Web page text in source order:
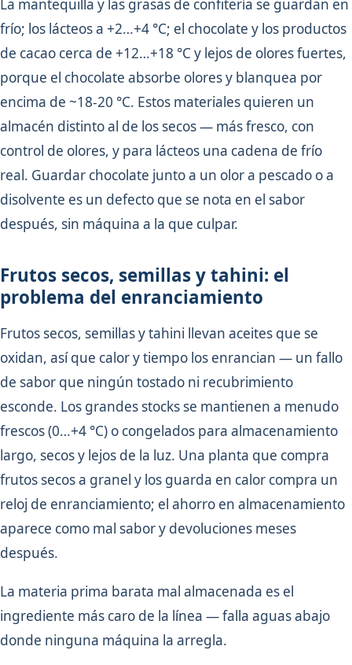
La mantequilla y las grasas de confitería se guardan en
frío; los lácteos a +2…+4 °C; el chocolate y los productos
de cacao cerca de +12…+18 °C y lejos de olores fuertes,
porque el chocolate absorbe olores y blanquea por
encima de ~18-20 °C. Estos materiales quieren un
almacén distinto al de los secos — más fresco, con
control de olores, y para lácteos una cadena de frío
real. Guardar chocolate junto a un olor a pescado o a
disolvente es un defecto que se nota en el sabor
después, sin máquina a la que culpar.
Frutos secos, semillas y tahini: el
problema del enranciamiento
Frutos secos, semillas y tahini llevan aceites que se
oxidan, así que calor y tiempo los enrancian — un fallo
de sabor que ningún tostado ni recubrimiento
esconde. Los grandes stocks se mantienen a menudo
frescos (0…+4 °C) o congelados para almacenamiento
largo, secos y lejos de la luz. Una planta que compra
frutos secos a granel y los guarda en calor compra un
reloj de enranciamiento; el ahorro en almacenamiento
aparece como mal sabor y devoluciones meses
después.
La materia prima barata mal almacenada es el
ingrediente más caro de la línea — falla aguas abajo
donde ninguna máquina la arregla.